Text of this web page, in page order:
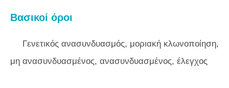
Βασικοί όροι
Γενετικός ανασυνδυασμός, μοριακή κλωνοποίηση,
μη ανασυνδυασμένος, ανασυνδυασμένος, έλεγχος